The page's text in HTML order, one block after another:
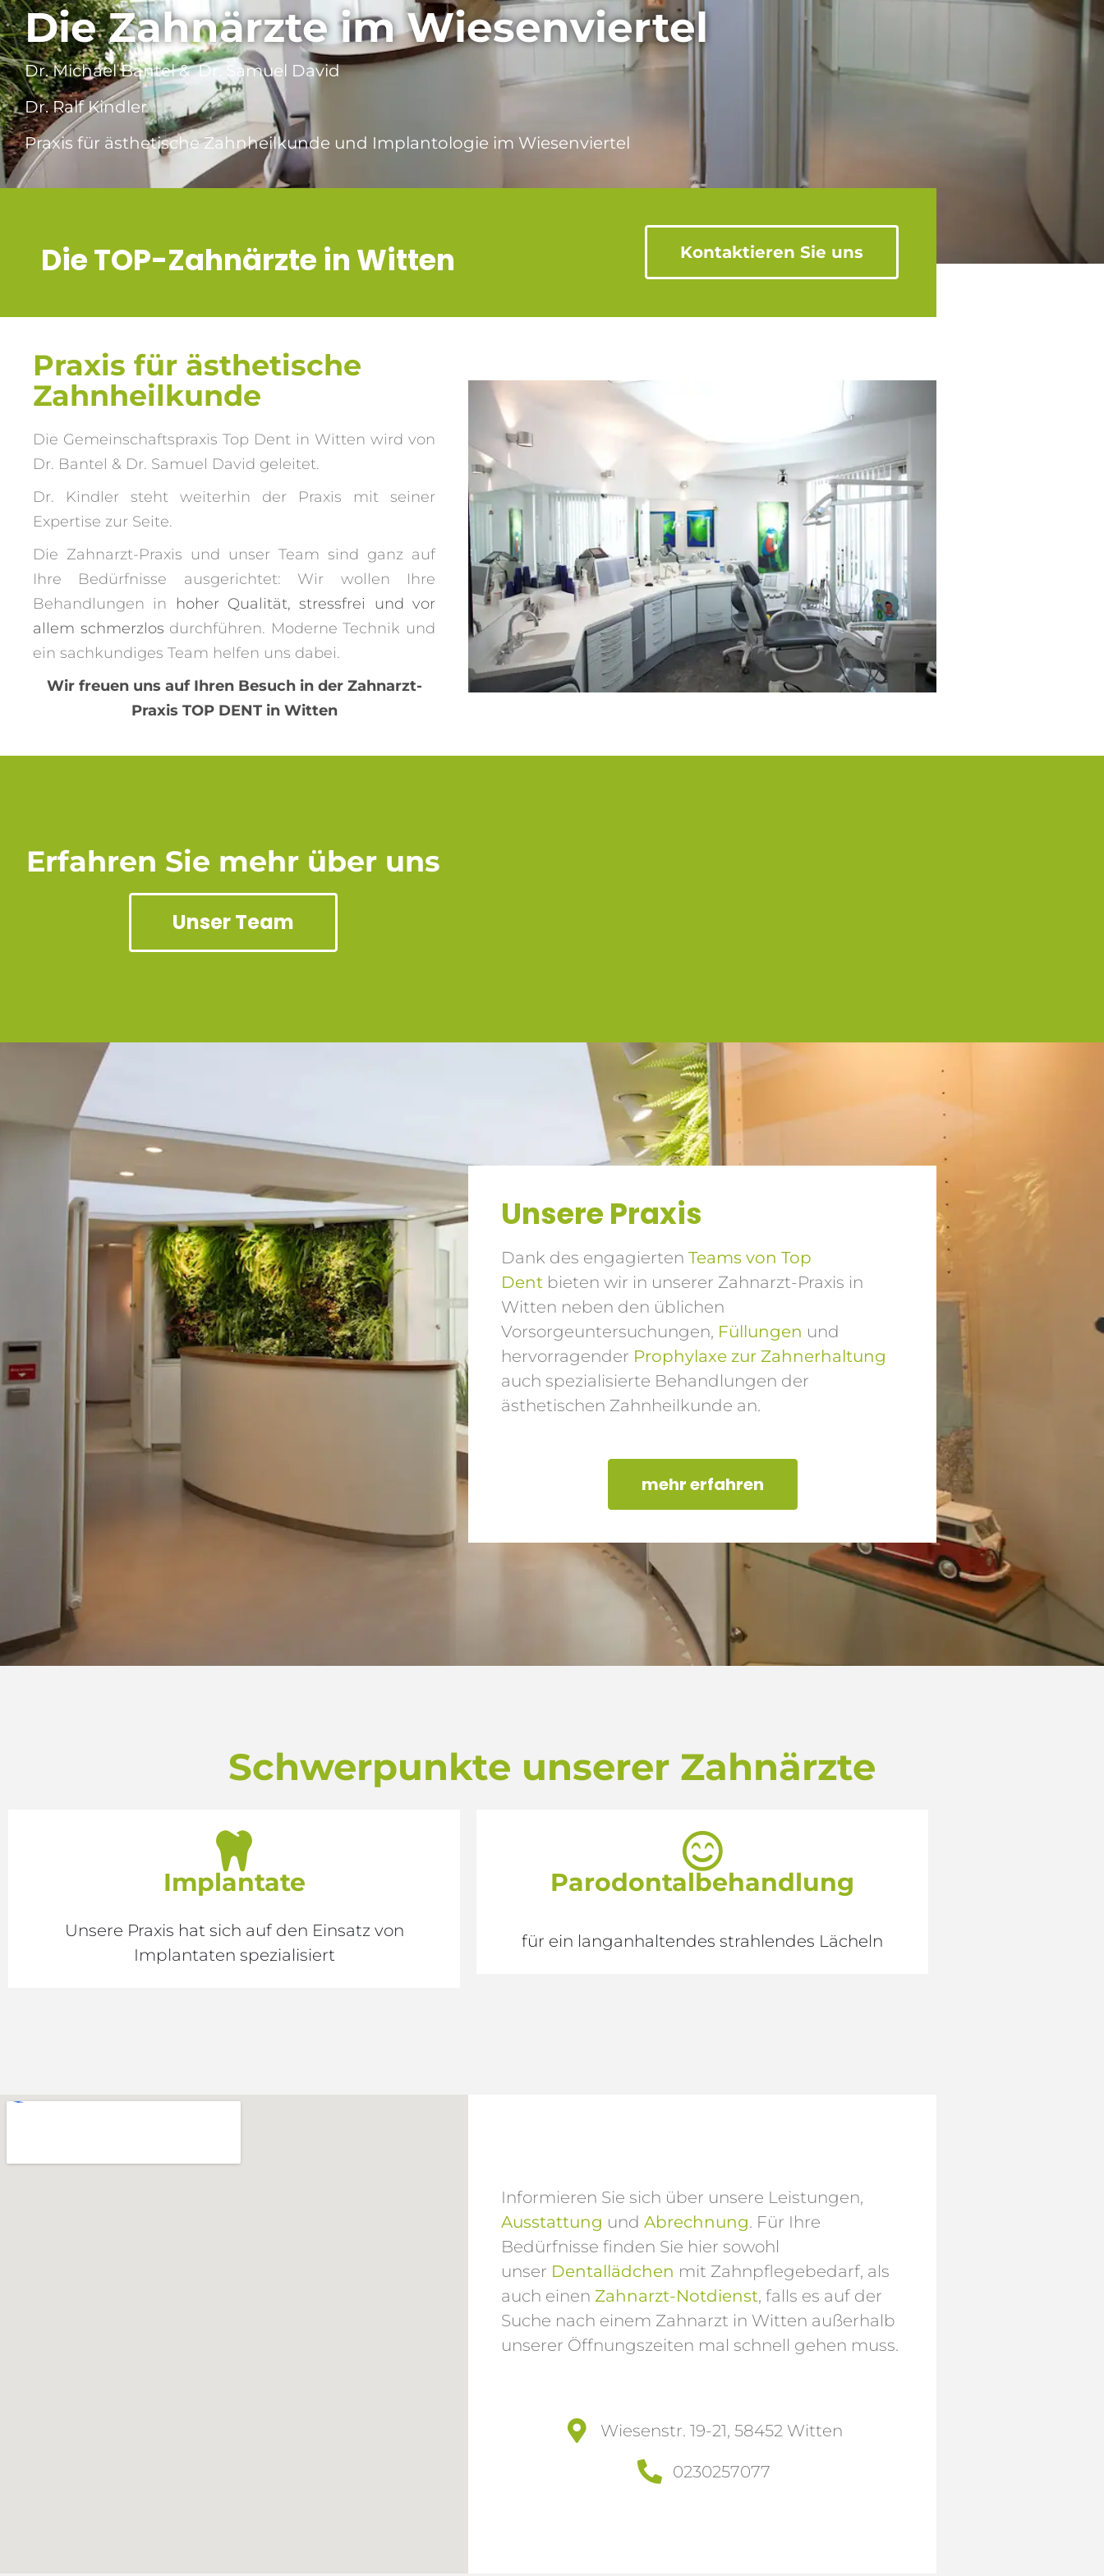
Die Zahnärzte im Wiesenviertel
Dr. Michael Bantel & Dr. Samuel David
Dr. Ralf Kindler
Praxis für ästhetische Zahnheilkunde und Implantologie im Wiesenviertel
Die TOP-Zahnärzte in Witten Kontaktieren Sie uns
Praxis für ästhetische
Zahnheilkunde
Die Gemeinschaftspraxis Top Dent in Witten wird von
Dr. Bantel & Dr. Samuel David geleitet.
Dr. Kindler steht weiterhin der Praxis mit seiner
Expertise zur Seite.
Die Zahnarzt-Praxis und unser Team sind ganz auf
Ihre Bedürfnisse ausgerichtet: Wir wollen Ihre
Behandlungen in
hoher Qualität, stressfrei und vor
allem schmerzlos durchführen. Moderne Technik und
ein sachkundiges Team helfen uns dabei.
Wir freuen uns auf Ihren Besuch in der Zahnarzt-
Praxis TOP DENT in Witten
Erfahren Sie mehr über uns
Unser Team
Unsere Praxis
Dank des engagierten Teams von Top
Dent bieten wir in unserer Zahnarzt-Praxis in
Witten neben den üblichen
Vorsorgeuntersuchungen, Füllungen und
hervorragender Prophylaxe zur Zahnerhaltung
auch spezialisierte Behandlungen der
ästhetischen Zahnheilkunde an.
mehr erfahren
Schwerpunkte unserer Zahnärzte
Implantate
Unsere Praxis hat sich auf den Einsatz von
Implantaten spezialisiert
Parodontal­behandlung
für ein langanhaltendes strahlendes Lächeln
Informieren Sie sich über unsere Leistungen,
Ausstattung und Abrechnung. Für Ihre
Bedürfnisse finden Sie hier sowohl
unser Dentallädchen mit Zahnpflegebedarf, als
auch einen Zahnarzt-Notdienst, falls es auf der
Suche nach einem Zahnarzt in Witten außerhalb
unserer Öffnungszeiten mal schnell gehen muss.
Wiesenstr. 19-21, 58452 Witten
0230257077